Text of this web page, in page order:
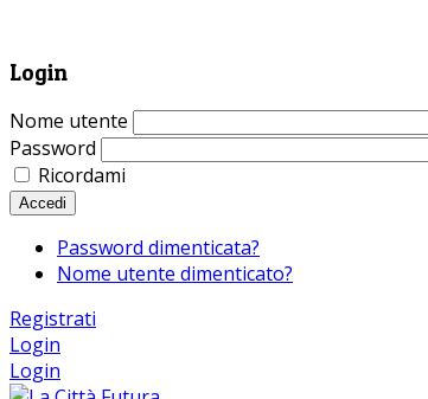
Login
Nome utente
Password
Ricordami
Accedi
Password dimenticata?
Nome utente dimenticato?
Registrati
Login
Login